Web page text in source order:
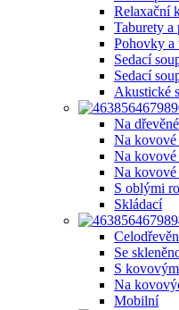
Relaxační
Taburety a
Pohovky a
Sedací
Sedací
Akustické
Na
Na kovové
Na kovové
Na kovové
S oblými
Skládací
Se
S
Na
Mobilní